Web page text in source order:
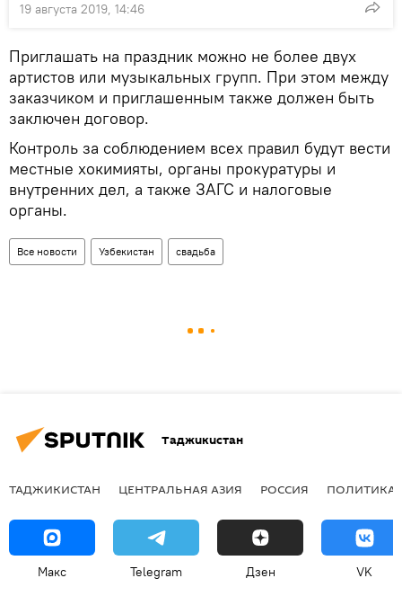
19 августа 2019, 14:46
Приглашать на праздник можно не более двух
артистов или музыкальных групп. При этом между
заказчиком и приглашенным также должен быть
заключен договор.
Контроль за соблюдением всех правил будут вести
местные хокимияты, органы прокуратуры и
внутренних дел, а также ЗАГС и налоговые
органы.
Все новости Узбекистан свадьба
Таджикистан
ТАДЖИКИСТАН ЦЕНТРАЛЬНАЯ АЗИЯ РОССИЯ ПОЛИТИКА
Макс Telegram Дзен VK